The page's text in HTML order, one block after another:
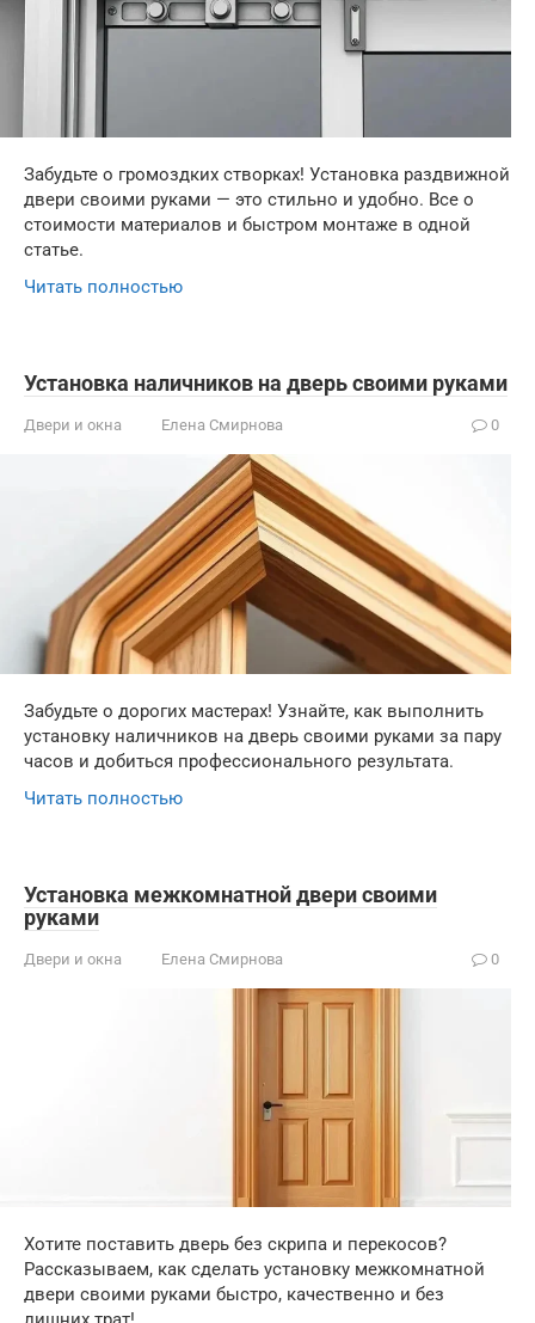
Забудьте о громоздких створках! Установка раздвижной
двери своими руками — это стильно и удобно. Все о
стоимости материалов и быстром монтаже в одной
статье.
Читать полностью
Установка наличников на дверь своими руками
Двери и окна Елена Смирнова 0
Забудьте о дорогих мастерах! Узнайте, как выполнить
установку наличников на дверь своими руками за пару
часов и добиться профессионального результата.
Читать полностью
Установка межкомнатной двери своими
руками
Двери и окна Елена Смирнова 0
Хотите поставить дверь без скрипа и перекосов?
Рассказываем, как сделать установку межкомнатной
двери своими руками быстро, качественно и без